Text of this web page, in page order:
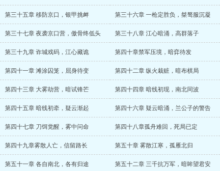
第三十五章 移防京口，银甲挑衅 第三十六章 一枪定胜负，桀骜服沉凝
第三十七章 夜袭京口营，傲骨终低头 第三十八章 江心暗涌，高群落子
第三十九章 诈城戏码，江心藏诡 第四十章禁军压境，暗弈待发
第四十一章 滩涂囚笼，屈身待变 第四十二章 纵火栽赃，暗布棋局
第四十三章 大雾劫营，暗试锋芒 第四十四章 暗线初现，南北同波
第四十五章 暗线初牵，疑云渐起 第四十六章 疑云暗涌，兰公子的警告
第四十七章 刀饵觉醒，雾中问命 第四十八章孤舟难回，死局已定
第四十九章雾散人亡，信留路长 第五十章 雾散江寒，孤雁北归
第五十一章 各自南北，各有归途 第五十二章 三千抗万军，暗眸望君安